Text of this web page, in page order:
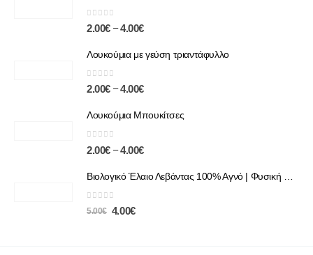
0out of 5
2.00€ – 4.00€
Λουκούμια με γεύση τριαντάφυλλο
0out of 5
2.00€ – 4.00€
Λουκούμια Μπουκίτσες
0out of 5
2.00€ – 4.00€
0 out of 5
5.00€ 4.00€